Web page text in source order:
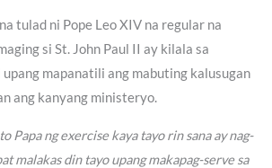
tulad ni Pope Leo XIV na regular na
si St. John Paul II ay kilala sa
mapanatili ang mabuting kalusugan
ang kanyang ministeryo.
Papa ng exercise kaya tayo rin sana ay nag-
malakas din tayo upang makapag-serve sa